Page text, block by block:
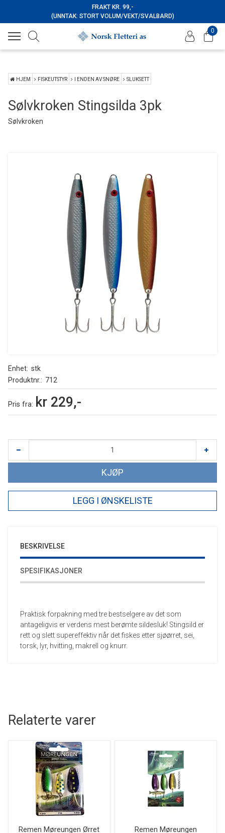
FRAKT KR. 99,-
(UNNTAK: STORT VOLUM/VEKT/SVALBARD)
0
HJEM FISKEUTSTYR I ENDEN AV SNØRE SLUKSETT
Sølvkroken Stingsilda 3pk
Sølvkroken
Enhet stk
Produktnr.
712
Pris fra kr 229,-
KJØP
LEGG I ØNSKELISTE
BESKRIVELSE
SPESIFIKASJONER
Praktisk forpakning med tre bestselgere av det som
antageligvis er verdens mest berømte sildesluk! Stingsild er
rett og slett supereffektiv når det fiskes etter sjøørret, sei,
torsk, lyr, hvitting, makrell og knurr.
Relaterte varer
Remen Møreungen Ørret
Remen Møreungen